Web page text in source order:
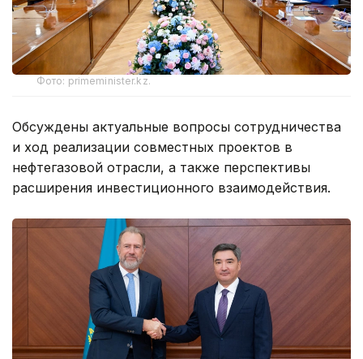
Фото: primeminister.kz.
Обсуждены актуальные вопросы сотрудничества
и ход реализации совместных проектов в
нефтегазовой отрасли, а также перспективы
расширения инвестиционного взаимодействия.